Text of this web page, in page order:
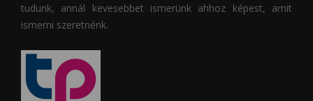
tudunk, annál kevesebbet ismerünk ahhoz képest, amit
ismerni szeretnénk.